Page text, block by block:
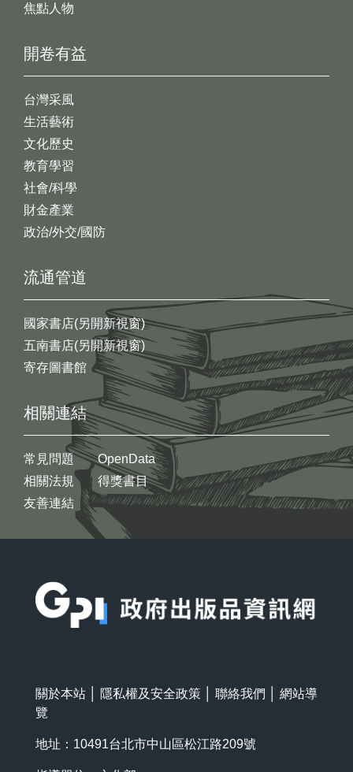
開卷有益
台灣采風
生活藝術
文化歷史
教育學習
社會/科學
財金產業
政治/外交/國防
焦點人物
流通管道
國家書店(另開新視窗)
五南書店(另開新視窗)
寄存圖書館
相關連結
常見問題
相關法規
友善連結
OpenData
得獎書目
關於本站 隱私權及安全政策 聯絡我們
網站導
覽
地址：10491台北市中山區松江路209號